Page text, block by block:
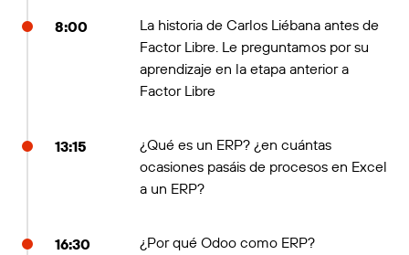
8:00
La historia de Carlos Liébana antes de
Factor Libre. Le preguntamos por su
aprendizaje en la etapa anterior a
Factor Libre
13:15
¿Qué es un ERP? ¿en cuántas
ocasiones pasáis de procesos en Excel
a un ERP?
16:30 ¿Por qué Odoo como ERP?